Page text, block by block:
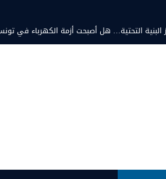
الشاعر محمد ثابت والشاعرة فاطمة الزامل: